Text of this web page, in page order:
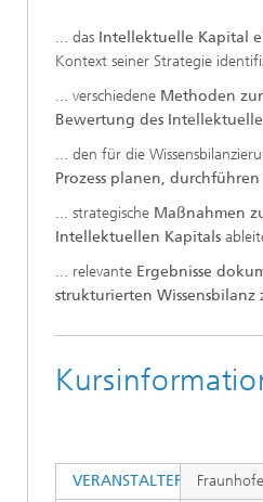
... das Intellektuelle Kapital
Kontext seiner Strategie
... verschiedene Methoden
Bewertung des
... den für die
Prozess planen,
... strategische Maßnahmen
Intellektuellen Kapitals
... relevante Ergebnisse
strukturierten Wissensbilanz
VERANSTALTER